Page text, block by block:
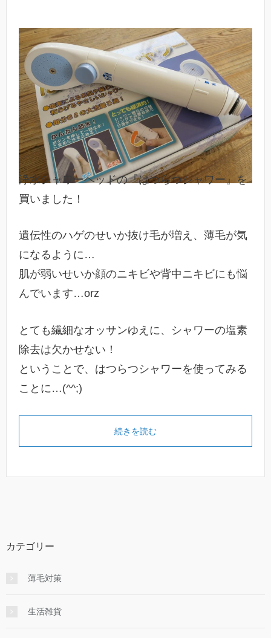
浄水シャワーヘッドの『はつらつシャワー』を
買いました！
遺伝性のハゲのせいか抜け毛が増え、薄毛が気
になるように…
肌が弱いせいか顔のニキビや背中ニキビにも悩
んでいます…orz
とても繊細なオッサンゆえに、シャワーの塩素
除去は欠かせない！
ということで、はつらつシャワーを使ってみる
ことに…(^^;)
続きを読む
カテゴリー
薄毛対策
生活雑貨